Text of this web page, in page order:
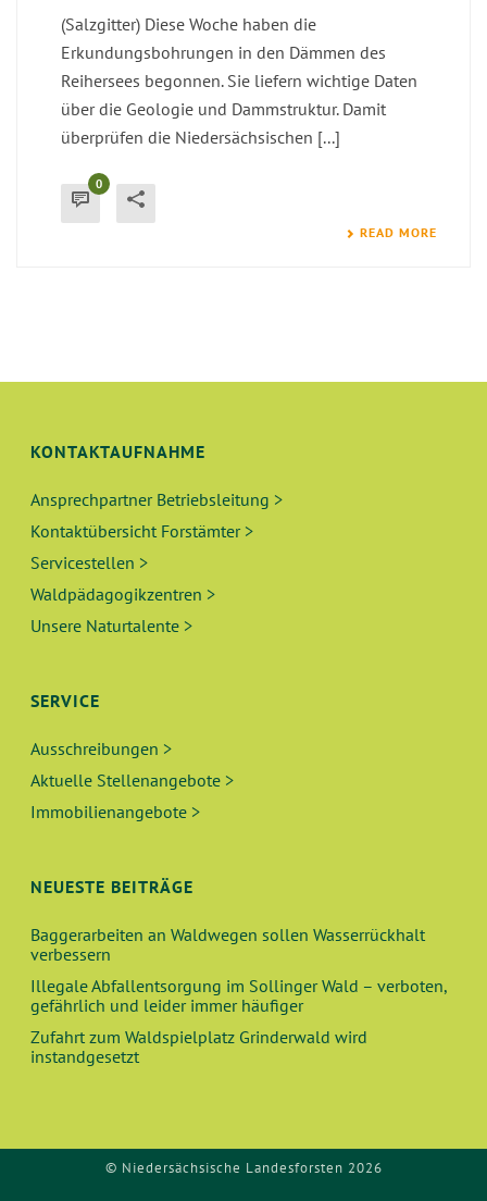
(Salzgitter) Diese Woche haben die
Erkundungsbohrungen in den Dämmen des
Reihersees begonnen. Sie liefern wichtige Daten
über die Geologie und Dammstruktur. Damit
überprüfen die Niedersächsischen [...]
0
READ MORE
KONTAKTAUFNAHME
Ansprechpartner Betriebsleitung >
Kontaktübersicht Forstämter >
Servicestellen >
Waldpädagogikzentren >
Unsere Naturtalente >
SERVICE
Ausschreibungen >
Aktuelle Stellenangebote >
Immobilienangebote >
NEUESTE BEITRÄGE
Baggerarbeiten an Waldwegen sollen Wasserrückhalt
verbessern
Illegale Abfallentsorgung im Sollinger Wald – verboten,
gefährlich und leider immer häufiger
Zufahrt zum Waldspielplatz Grinderwald wird
instandgesetzt
© Niedersächsische Landesforsten 2026